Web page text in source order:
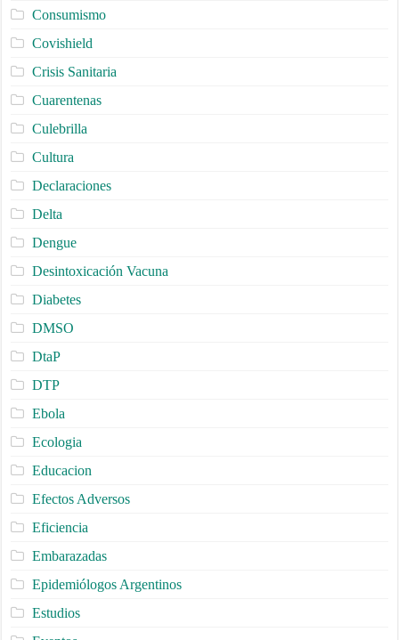
Consumismo
Covishield
Crisis Sanitaria
Cuarentenas
Culebrilla
Cultura
Declaraciones
Delta
Dengue
Desintoxicación Vacuna
Diabetes
DMSO
DtaP
DTP
Ebola
Ecologia
Educacion
Efectos Adversos
Eficiencia
Embarazadas
Epidemiólogos Argentinos
Estudios